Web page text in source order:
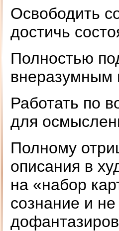
Освободить
достичь
Полностью
внеразумным
Работать по
для
Полному
описания в
на «набор
сознание и